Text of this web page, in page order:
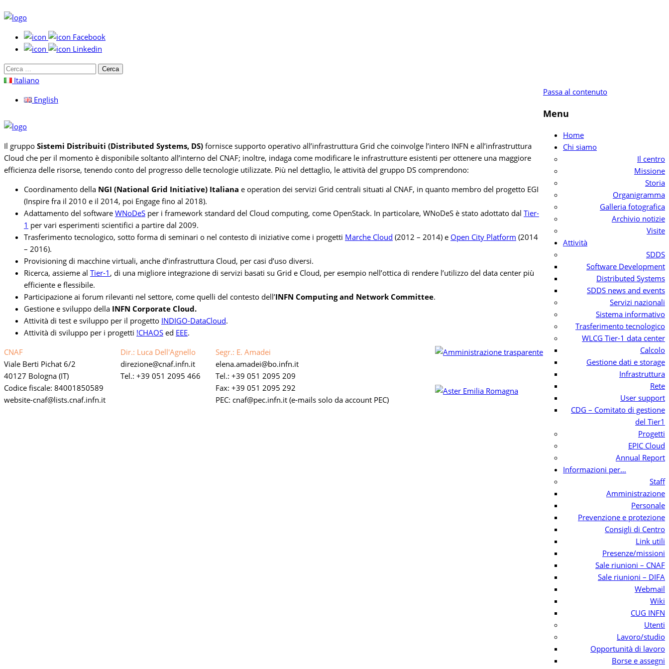
Facebook
Linkedin
Cerca
per:Italiano
English
Passa al contenuto
Menu
Home
Chi siamo
Il centro
Missione
Storia
Organigramma
Galleria fotografica
Archivio notizie
Visite
Attività
SDDS
Software Development
Distributed Systems
SDDS news and events
Servizi nazionali
Sistema informativo
Trasferimento tecnologico
WLCG Tier-1 data center
Calcolo
Gestione dati e storage
Infrastruttura
Rete
User support
CDG – Comitato di gestione
del Tier1
Progetti
EPIC Cloud
Annual Report
Informazioni per…
Staff
Amministrazione
Personale
Prevenzione e protezione
Consigli di Centro
Link utili
Presenze/missioni
Sale riunioni – CNAF
Sale riunioni – DIFA
Webmail
Wiki
CUG INFN
Utenti
Lavoro/studio
Opportunità di lavoro
Borse e assegni
Il gruppo Sistemi Distribuiti (Distributed Systems, DS) fornisce supporto operativo all’infrastruttura Grid che coinvolge l’intero INFN e all’infrastruttura
Cloud che per il momento è disponibile soltanto all’interno del CNAF; inoltre, indaga come modificare le infrastrutture esistenti per ottenere una maggiore
efficienza delle risorse, tenendo conto del progresso delle tecnologie utilizzate. Più nel dettaglio, le attività del gruppo DS comprendono:
Coordinamento della NGI (National Grid Initiative) Italiana e operation dei servizi Grid centrali situati al CNAF, in quanto membro del progetto EGI
(Inspire fra il 2010 e il 2014, poi Engage fino al 2018).
Adattamento del software WNoDeS per i framework standard del Cloud computing, come OpenStack. In particolare, WNoDeS è stato adottato dal Tier-
1 per vari esperimenti scientifici a partire dal 2009.
Trasferimento tecnologico, sotto forma di seminari o nel contesto di iniziative come i progetti Marche Cloud (2012 – 2014) e Open City Platform (2014
– 2016).
Provisioning di macchine virtuali, anche d’infrastruttura Cloud, per casi d’uso diversi.
Ricerca, assieme al Tier-1 , di una migliore integrazione di servizi basati su Grid e Cloud, per esempio nell’ottica di rendere l’utilizzo del data center più
efficiente e flessibile.
Participazione ai forum rilevanti nel settore, come quelli del contesto dell’INFN Computing and Network Committee.
Gestione e sviluppo della INFN Corporate Cloud.
Attività di test e sviluppo per il progetto INDIGO-DataCloud.
Attività di sviluppo per i progetti !CHAOS ed EEE.
CNAF
Viale Berti Pichat 6/2
40127 Bologna (IT)
Codice fiscale: 84001850589
website-cnaf
lists.cnaf.infn.it
Dir.: Luca Dell'Agnello
direzione
cnaf.infn.it
Tel.: +39 051 2095 466
Segr.: E. Amadei
elena.amadei
bo.infn.it
Tel.: +39 051 2095 209
Fax: +39 051 2095 292
PEC: cnaf
pec.infn.it (e-mails solo da account PEC)